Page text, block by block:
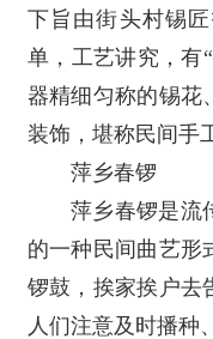
下旨由街头村锡
单，工艺讲究，有
器精细匀称的锡花
装饰，堪称民间手
萍乡春锣
萍乡春锣是流
的一种民间曲艺形
锣鼓，挨家挨户去
人们注意及时播种